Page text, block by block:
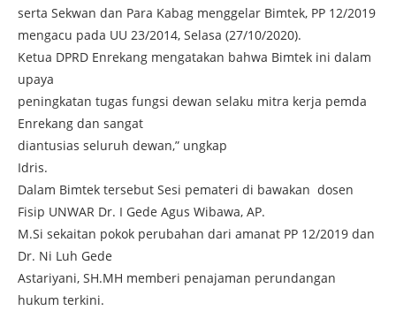
serta Sekwan dan Para Kabag menggelar Bimtek, PP 12/2019
mengacu pada UU 23/2014, Selasa (27/10/2020).
Ketua DPRD Enrekang mengatakan bahwa Bimtek ini dalam
upaya
peningkatan tugas fungsi dewan selaku mitra kerja pemda
Enrekang dan sangat
diantusias seluruh dewan,” ungkap
Idris.
Dalam Bimtek tersebut Sesi pemateri di bawakan dosen
Fisip UNWAR Dr. I Gede Agus Wibawa, AP.
M.Si sekaitan pokok perubahan dari amanat PP 12/2019 dan
Dr. Ni Luh Gede
Astariyani, SH.MH memberi penajaman perundangan
hukum terkini.